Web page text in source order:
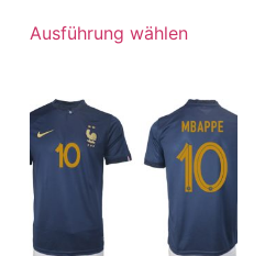
Ausführung wählen